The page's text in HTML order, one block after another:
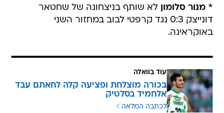
*מנור סלומון לא שותף בניצחונה של שחטאר
דונייצק 0:3 נגד קרפטי לבוב במחזור השני
באוקראינה.
עוד בוואלה
בכורה מוצלחת ופציעה קלה לחאתם עבד
אלחמיד בסלטיק
לכתבה המלאה